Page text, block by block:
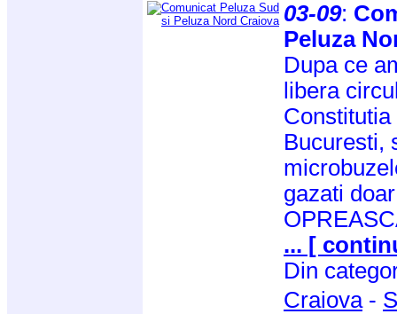
03-09:
Peluza
Dupa ce
libera
Bucuresti,
gazati
... [
Din
Craiova-